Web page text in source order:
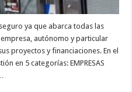
ya que abarca todas las
autónomo y particular
proyectos y financiaciones. En el
en 5 categorías: EMPRESAS